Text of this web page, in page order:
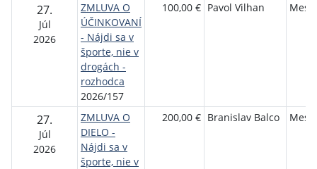
27.
Júl
2026
ZMLUVA O
ÚČINKOVANÍ
- Nájdi sa v
športe, nie v
drogách -
rozhodca
2026/157
100,00 € Pavol Vilhan
27.
Júl
2026
ZMLUVA O
DIELO -
Nájdi sa v
športe, nie v
200,00 € Branislav Balco